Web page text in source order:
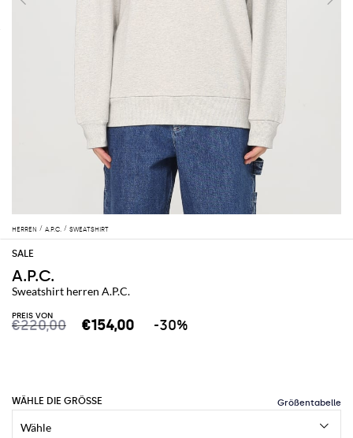
HERREN A.P.C. SWEATSHIRT
A.P.C.
Sweatshirt herren A.P.C.
PREIS VON
€220,00 €154,00 -30%
WÄHLE DIE GRÖSSE